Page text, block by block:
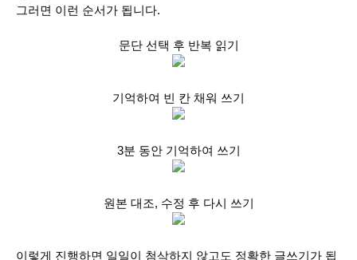
그러면 이런 순서가 됩니다.
문단 선택 후 반복 읽기
기억하여 빈 칸 채워 쓰기
3분 동안 기억하여 쓰기
원본 대조, 수정 후 다시 쓰기
이렇게 진행하면 일일이 첨삭하지 않고도 정확한 글쓰기가 됩